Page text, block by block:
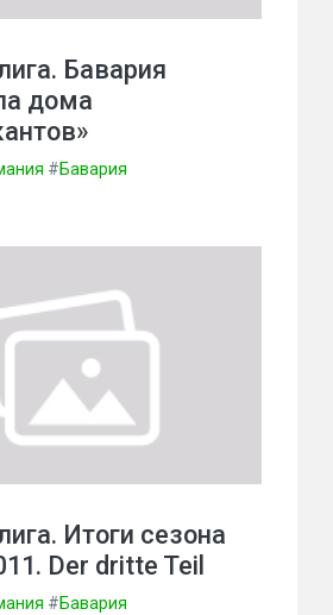
Бавария
дома
#Бавария
Итоги сезона
Der dritte Teil
#Бавария